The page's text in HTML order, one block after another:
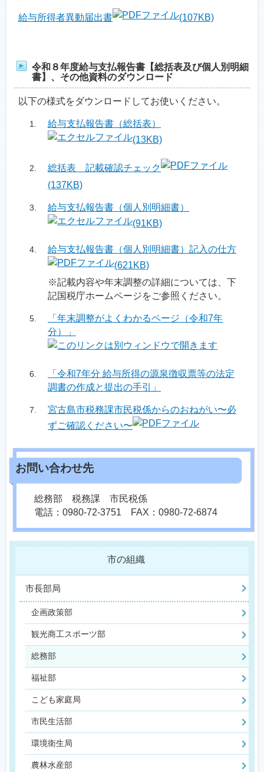
給与所得者異動届出書 (107KB)
令和８年度給与支払報告書【総括表及び個人別明細
書】、その他資料のダウンロード
以下の様式をダウンロードしてお使いください。
給与支払報告書（総括表）
(13KB)
総括表 記載確認チェック
(137KB)
給与支払報告書（個人別明細書）
(91KB)
給与支払報告書（個人別明細書）記入の仕方
(621KB)
※記載内容や年末調整の詳細については、下
記国税庁ホームページをご参照ください。
「年末調整がよくわかるページ（令和7年
分）」
「令和7年分 給与所得の源泉徴収票等の法定
調書の作成と提出の手引」
宮古島市税務課市民税係からのおねがい〜必
ずご確認ください〜
総務部 税務課 市民税係
電話：0980-72-3751 FAX：0980-72-6874
市の組織
市長部局
企画政策部
観光商工スポーツ部
総務部
福祉部
こども家庭局
市民生活部
環境衛生局
農林水産部